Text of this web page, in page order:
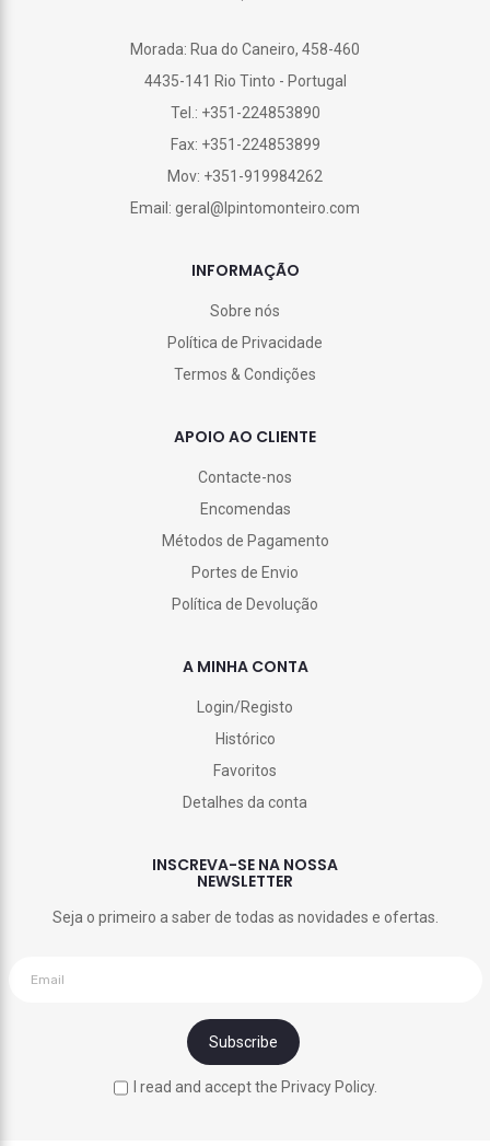
Morada: Rua do Caneiro, 458-460
4435-141 Rio Tinto - Portugal
Tel.: +351-224853890
Fax: +351-224853899
Mov: +351-919984262
Email: geral@lpintomonteiro.com
INFORMAÇÃO
Sobre nós
Política de Privacidade
Termos & Condições
APOIO AO CLIENTE
Contacte-nos
Encomendas
Métodos de Pagamento
Portes de Envio
Política de Devolução
A MINHA CONTA
Login/Registo
Histórico
Favoritos
Detalhes da conta
INSCREVA-SE NA NOSSA
NEWSLETTER
Seja o primeiro a saber de todas as novidades e ofertas.
I read and accept the Privacy Policy.